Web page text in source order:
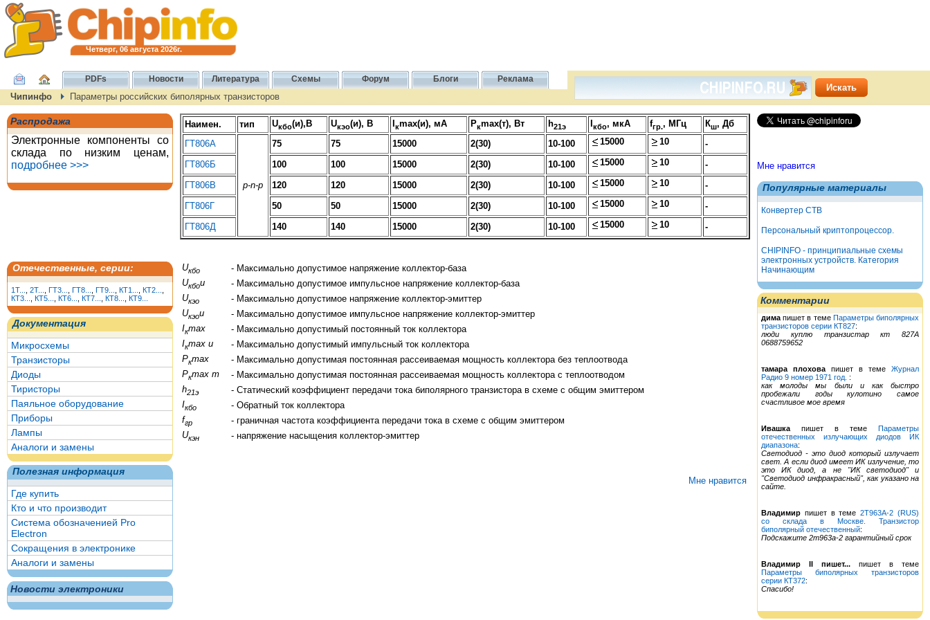
Четверг, 06 августа 2026г.
PDFs Новости Литература Схемы Форум Блоги Реклама
Чипинфо Параметры российских биполярных транзисторов
Распродажа
Электронные компоненты со
склада по низким ценам,
подробнее >>>
Отечественные, серии:
1T... 2T... ГТ3... ГТ8... ГТ9... КТ1... КТ2...
КТ3...
КТ5... КТ6... КТ7... КТ8... КТ9...
Документация
Микросхемы
Транзисторы
Диоды
Тиристоры
Паяльное оборудование
Приборы
Лампы
Аналоги и замены
Полезная информация
Где купить
Кто и что производит
Система обозначенией Pro
Electron
Сокращения в электронике
Аналоги и замены
Новости электроники
Мне нравится
Популярные материалы
Конвертер СТВ
Персональный криптопроцессор.
CHIPINFO - принципиальные схемы
электронных устройств. Категория
Начинающим
Комментарии
дима пишет в теме Параметры биполярных
транзисторов серии КТ827:
люди куплю транзистар кт 827А
0688759652
тамара плохова пишет в теме Журнал
Радио 9 номер 1971 год. :
как молоды мы были и как быстро
пробежали годы кулотино самое
счастливое мое время
Ивашка пишет в теме Параметры
отечественных излучающих диодов ИК
диапазона:
Светодиод - это диод который излучает
свет. А если диод имеет ИК излучение, то
это ИК диод, а не "ИК светодиод" и
"Светодиод инфракрасный", как указано на
сайте.
Владимир пишет в теме2Т963А-2 (RUS)
со склада в Москве. Транзистор
биполярный отечественный:
Подскажите 2т963а-2 гарантийный срок
Владимир II пишет... пишет в теме
Параметры биполярных транзисторов
серии КТ372:
Спасибо!
Наимен. тип Uкбо(и),В Uкэо(и), В кmax(и), мА Pкmax(т), Вт h21э кбо, мкА fгр., МГц Кш, Дб
ГТ806А
p-n-p
75 75 15000 2(30) 10-100 15000 10
-
ГТ806Б
100 100 15000 2(30) 10-100 15000 10
-
ГТ806В
120 120 15000 2(30) 10-100 15000 10
-
ГТ806Г
50 50 15000 2(30) 10-100 15000 10
-
ГТ806Д
140 140 15000 2(30) 10-100 15000 10 -
Uкбо
- Максимально допустимое напряжение коллектор-база
Uкбои
- Максимально допустимое импульсное напряжение коллектор-база
Uкэо
- Максимально допустимое напряжение коллектор-эмиттер
Uкэои
- Максимально допустимое импульсное напряжение коллектор-эмиттер
Iкmax
- Максимально допустимый постоянный ток коллектора
Iкmax и
- Максимально допустимый импульсный ток коллектора
Pкmax
- Максимально допустимая постоянная рассеиваемая мощность коллектора без теплоотвода
Pкmax т
- Максимально допустимая постоянная рассеиваемая мощность коллектора с теплоотводом
h21э
- Статический коэффициент передачи тока биполярного транзистора в схеме с общим эмиттером
Iкбо
- Обратный ток коллектора
fгр
- граничная частота коэффициента передачи тока в схеме с общим эмиттером
Uкэн - напряжение насыщения коллектор-эмиттер
Мне нравится